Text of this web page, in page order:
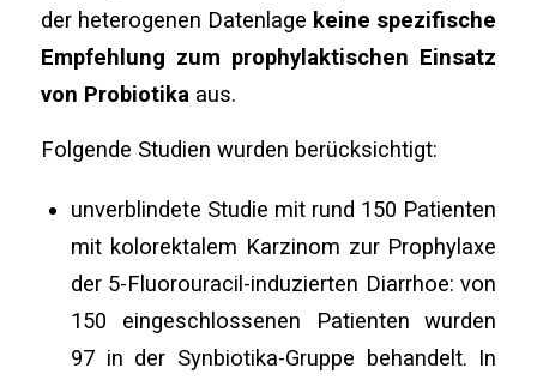
der heterogenen Datenlage keine spezifische
Empfehlung zum prophylaktischen Einsatz
von Probiotika aus.
Folgende Studien wurden berücksichtigt:
unverblindete Studie mit rund 150 Patienten
mit kolorektalem Karzinom zur Prophylaxe
der 5-Fluorouracil-induzierten Diarrhoe: von
150 eingeschlossenen Patienten wurden
97 in der Synbiotika-Gruppe behandelt. In